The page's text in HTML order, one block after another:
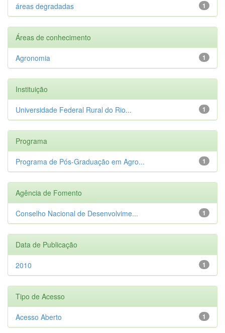
1
áreas degradadas
Áreas de conhecimento
1
Agronomia
Instituição
1
Universidade Federal Rural do Rio...
Programa
1
Programa de Pós-Graduação em Agro...
Agência de Fomento
1
Conselho Nacional de Desenvolvime...
Data de Publicação
1
2010
Tipo de Acesso
1
Acesso Aberto